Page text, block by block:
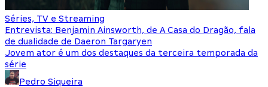
Séries, TV e Streaming
Entrevista: Benjamin Ainsworth, de A Casa do Dragão, fala
de dualidade de Daeron Targaryen
Jovem ator é um dos destaques da terceira temporada da
série
Pedro Siqueira